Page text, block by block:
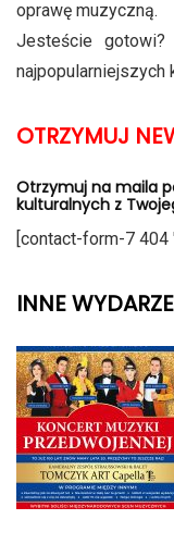
oprawę muzyczną.
Jesteście gotowi?
najpopularniejszych
OTRZYMUJ
Otrzymuj na maila
kulturalnych z
[contact-form-7 404
INNE